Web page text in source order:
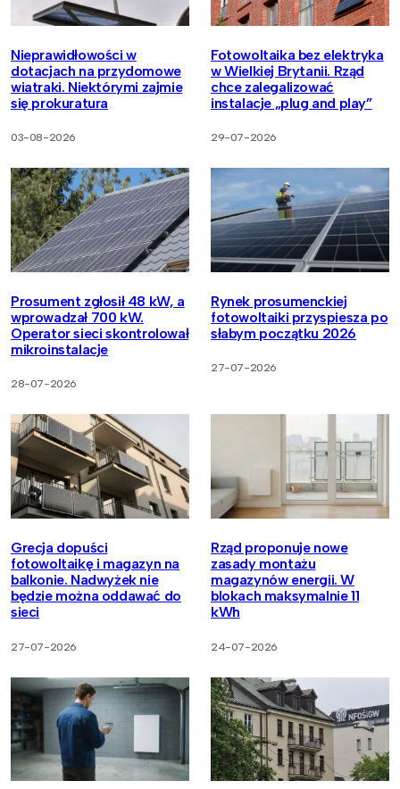
Nieprawidłowości w
dotacjach na przydomowe
wiatraki. Niektórymi zajmie
się prokuratura
03-08-2026
Fotowoltaika bez elektryka
w Wielkiej Brytanii. Rząd
chce zalegalizować
instalacje „plug and play”
29-07-2026
Prosument zgłosił 48 kW, a
wprowadzał 700 kW.
Operator sieci skontrolował
mikroinstalacje
28-07-2026
Rynek prosumenckiej
fotowoltaiki przyspiesza po
słabym początku 2026
27-07-2026
Grecja dopuści
fotowoltaikę i magazyn na
balkonie. Nadwyżek nie
będzie można oddawać do
sieci
27-07-2026
Rząd proponuje nowe
zasady montażu
magazynów energii. W
blokach maksymalnie 11
kWh
24-07-2026